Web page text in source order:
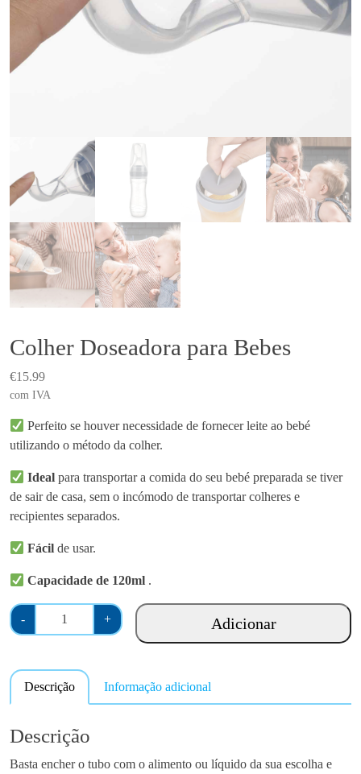
Colher Doseadora para Bebes
€15.99
com IVA
Perfeito se houver necessidade de fornecer leite ao bebé
utilizando o método da colher.
Idealpara transportar a comida do seu bebé preparada se tiver
de sair de casa, sem o incómodo de transportar colheres e
recipientes separados.
Fácil de usar.
Capacidade de 120ml .
-
Q
u
n
i
d
a
d
+ Adicionar
Descrição Informação adicional
Descrição
Basta encher o tubo com o alimento ou líquido da sua escolha e